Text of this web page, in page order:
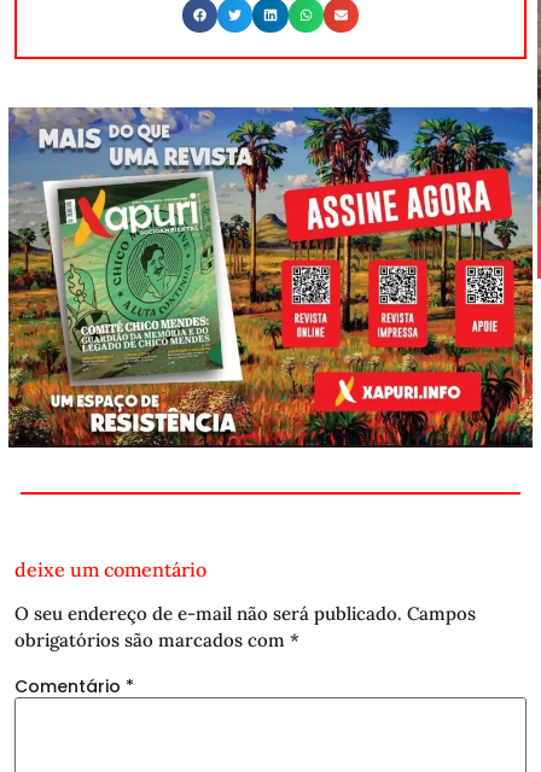
deixe um comentário
O seu endereço de e-mail não será publicado. Campos
obrigatórios são marcados com *
Comentário *